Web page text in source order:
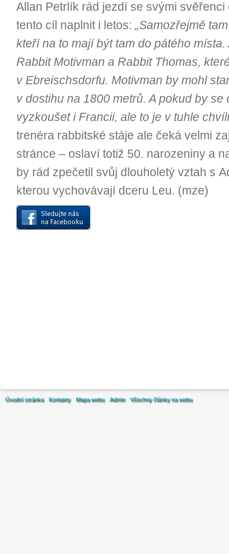
Allan Petrlík rád jezdí se svými
tento cíl naplnit i letos: „Samozřejmě
kteří na to mají být tam do pátého
Rabbit Motivman a Rabbit Thomas,
v Ebreischsdorfu. Motivman by mohl
v dostihu na 1800 metrů. A pokud by se
vyzkoušet i Francii, ale to je v tuhle
trenéra rabbitské stáje ale čeká velmi
stránce – oslaví totiž 50. narozeniny a
by rád zpečetil svůj dlouholetý vztah s
kterou vychovávají dceru Leu. (mze)
Úvodní stránka Kontakty Mapa webu Admin Všechny články na webu